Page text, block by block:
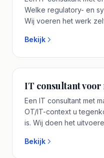
Welke regulatory- en
Wij voeren het werk
uw traject leidt. Plan
Bekijk
IT consultant
Een IT consultant met
OT/IT-context u
is. Wij doen het
de senior IT consultant
Bekijk